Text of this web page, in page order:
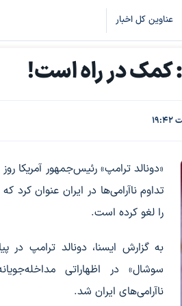
عناوین کل اخبار
کمک در راه است!
«دونالد ترامپ» رئیس‌جمهور آمریکا
تداوم ناآرامی‌ها در ایران عنوان کرد
را لغو کرده است.
به گزارش ایسنا، دونالد ترامپ در
سوشال» در اظهاراتی
ناآرامی‌های ایران شد.